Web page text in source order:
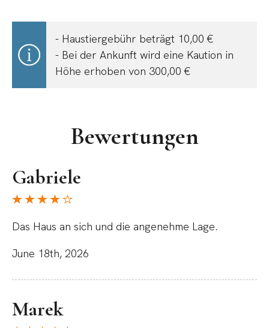
- Haustiergebühr beträgt 10,00 €
- Bei der Ankunft wird eine Kaution in
Höhe erhoben von 300,00 €
Bewertungen
Gabriele
Das Haus an sich und die angenehme Lage.
June 18th, 2026
Marek